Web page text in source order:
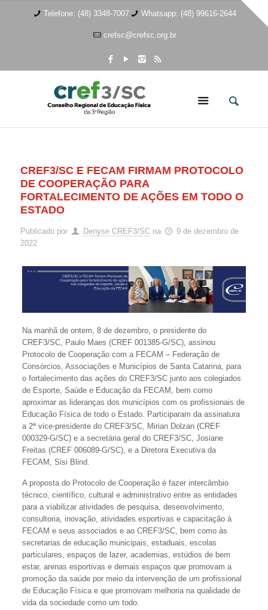
Telefone: (48) 3348-7007 Whatsapp: (48) 99616-2644
crefsc@crefsc.org.br
CREF3/SC E FECAM FIRMAM PROTOCOLO
DE COOPERAÇÃO PARA
FORTALECIMENTO DE AÇÕES EM TODO O
ESTADO
Publicado por Denyse CREF3/SC na
9 de dezembro de
2022
Na manhã de ontem, 8 de dezembro, o presidente do
CREF3/SC, Paulo Maes (CREF 001385-G/SC), assinou
Protocolo de Cooperação com a FECAM – Federação de
Consórcios, Associações e Municípios de Santa Catarina, para
o fortalecimento das ações do CREF3/SC junto aos colegiados
de Esporte, Saúde e Educação da FECAM, bem como
aproximar as lideranças dos municípios com os profissionais de
Educação Física de todo o Estado. Participaram da assinatura
a 2ª vice-presidente do CREF3/SC, Mirian Dolzan (CREF
000329-G/SC) e a secretária geral do CREF3/SC, Josiane
Freitas (CREF 006089-G/SC), e a Diretora Executiva da
FECAM, Sisi Blind.
A proposta do Protocolo de Cooperação é fazer intercâmbio
técnico, científico, cultural e administrativo entre as entidades
para a viabilizar atividades de pesquisa, desenvolvimento,
consultoria, inovação, atividades esportivas e capacitação à
FECAM e seus associados e ao CREF3/SC, bem como às
secretarias de educação municipais, estaduais, escolas
particulares, espaços de lazer, academias, estúdios de bem
estar, arenas esportivas e demais espaços que promovam a
promoção da saúde por meio da intervenção de um profissional
de Educação Física e que promovam melhoria na qualidade de
vida da sociedade como um todo.